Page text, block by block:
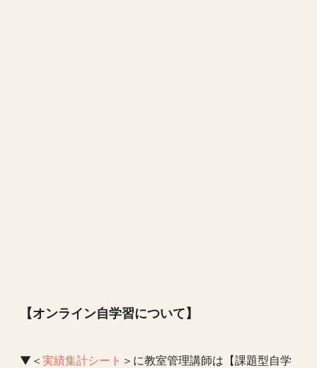
【オンライン自学習について】
▼＜ 実績集計シート ＞に教室管理講師は【課題型自学